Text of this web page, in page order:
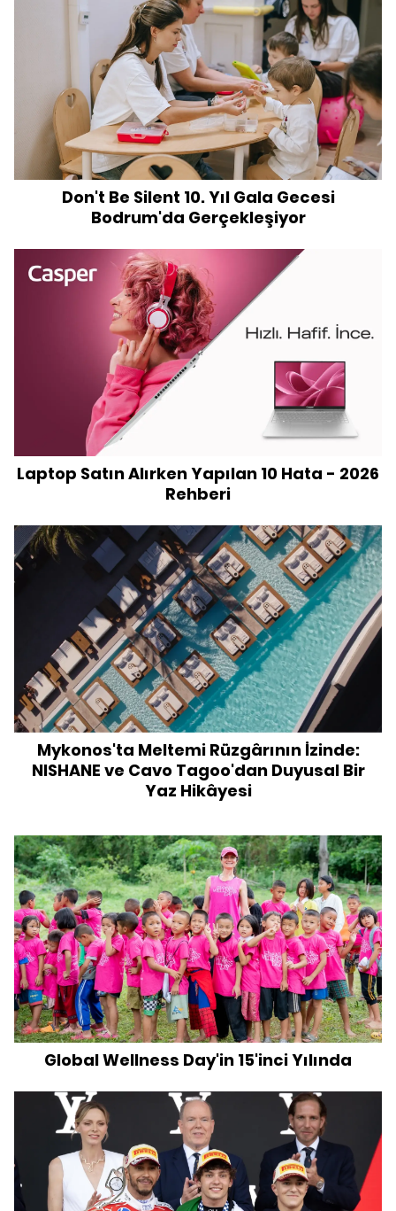
Don't Be Silent 10. Yıl Gala Gecesi
Bodrum'da Gerçekleşiyor
Laptop Satın Alırken Yapılan 10 Hata - 2026
Rehberi
Mykonos'ta Meltemi Rüzgârının İzinde:
NISHANE ve Cavo Tagoo'dan Duyusal Bir
Yaz Hikâyesi
Global Wellness Day'in 15'inci Yılında